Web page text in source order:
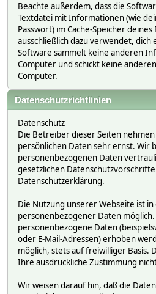
Beachte außerdem, dass die
Textdatei mit Informationen (wie
Passwort) im Cache-Speicher
ausschließlich dazu verwendet, dich
Software sammelt keine anderen
Computer und schickt keine
Computer.
Datenschutzrichtlinien
Datenschutz
Die Betreiber dieser Seiten
persönlichen Daten sehr ernst. Wir
personenbezogenen Daten
gesetzlichen
Datenschutzerklärung.
Die Nutzung unserer Webseite ist
personenbezogener Daten
personenbezogene Daten
oder E-Mail-Adressen) erhoben
möglich, stets auf freiwilliger Basis.
Ihre ausdrückliche Zustimmung
Wir weisen darauf hin, daß die